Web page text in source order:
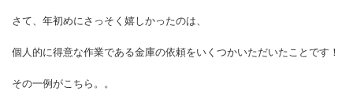
さて、年初めにさっそく嬉しかったのは、
個人的に得意な作業である金庫の依頼をいくつかいただいたことです！
その一例がこちら。。